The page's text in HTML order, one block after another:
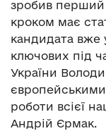
зробив перший
кроком має
кандидата вже
ключових під
України
європейськими
роботи всієї
Андрій Єрмак.